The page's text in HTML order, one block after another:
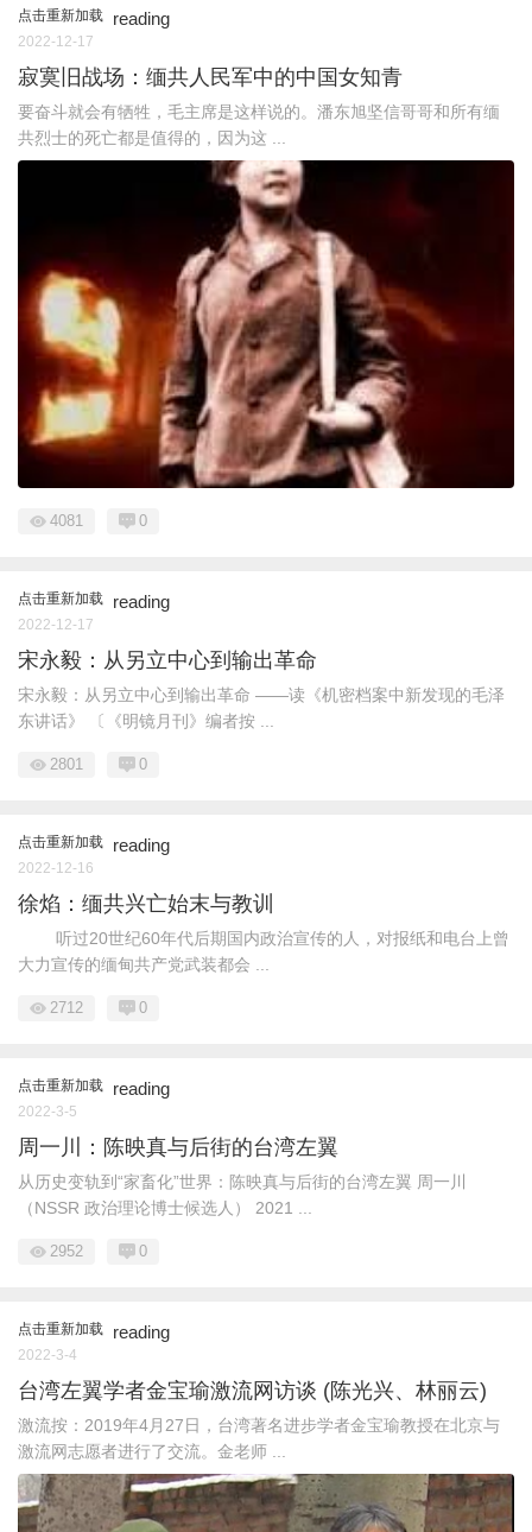
点击重新加载 reading
2022-12-17
寂寞旧战场：缅共人民军中的中国女知青
要奋斗就会有牺牲，毛主席是这样说的。潘东旭坚信哥哥和所有缅
共烈士的死亡都是值得的，因为这 ...
4081 0
点击重新加载 reading
2022-12-17
宋永毅：从另立中心到输出革命
宋永毅：从另立中心到输出革命 ——读《机密档案中新发现的毛泽
东讲话》 〔《明镜月刊》编者按 ...
2801 0
点击重新加载 reading
2022-12-16
徐焰：缅共兴亡始末与教训
听过20世纪60年代后期国内政治宣传的人，对报纸和电台上曾
大力宣传的缅甸共产党武装都会 ...
2712 0
点击重新加载 reading
2022-3-5
周一川：陈映真与后街的台湾左翼
从历史变轨到“家畜化”世界：陈映真与后街的台湾左翼 周一川
（NSSR 政治理论博士候选人） 2021 ...
2952 0
点击重新加载 reading
2022-3-4
台湾左翼学者金宝瑜激流网访谈 (陈光兴、林丽云)
激流按：2019年4月27日，台湾著名进步学者金宝瑜教授在北京与
激流网志愿者进行了交流。金老师 ...